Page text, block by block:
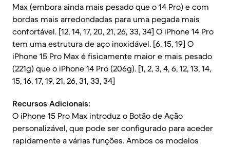
Max (embora ainda mais pesado que o 14 Pro) e com
bordas mais arredondadas para uma pegada mais
confortável. [12, 14, 17, 20, 21, 26, 33, 34] O iPhone 14 Pro
tem uma estrutura de aço inoxidável. [6, 15, 19] O
iPhone 15 Pro Max é fisicamente maior e mais pesado
(221g) que o iPhone 14 Pro (206g). [1, 2, 3, 4, 6, 12, 13, 14,
15, 16, 17, 19, 21, 26, 31, 33, 34]
Recursos Adicionais:
O iPhone 15 Pro Max introduz o Botão de Ação
personalizável, que pode ser configurado para aceder
rapidamente a várias funções. Ambos os modelos